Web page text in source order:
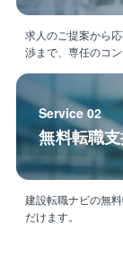
■徹底したDX
独自の現場管
アナログな進
のクオリティ
■強固なパー
登録業者は約
同社の工法
り、指示出し
せん。
求人のご提案から
渉まで、専任のコ
Service 02
無料転職
建設転職ナビの無
だけます。